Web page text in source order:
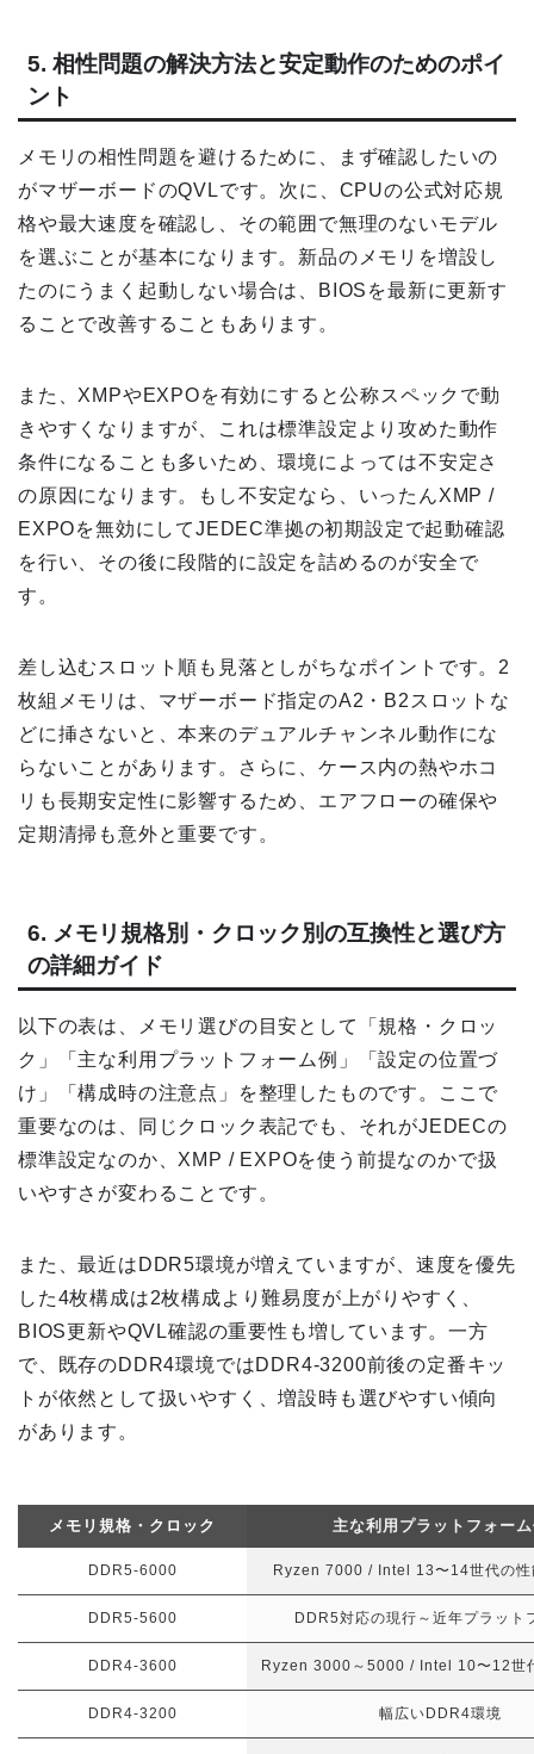
5. 相性問題の解決方法と安定動作のためのポイ
ント
メモリの相性問題を避けるために、まず確認したいの
がマザーボードのQVLです。次に、CPUの公式対応規
格や最大速度を確認し、その範囲で無理のないモデル
を選ぶことが基本になります。新品のメモリを増設し
たのにうまく起動しない場合は、BIOSを最新に更新す
ることで改善することもあります。
また、XMPやEXPOを有効にすると公称スペックで動
きやすくなりますが、これは標準設定より攻めた動作
条件になることも多いため、環境によっては不安定さ
の原因になります。もし不安定なら、いったんXMP /
EXPOを無効にしてJEDEC準拠の初期設定で起動確認
を行い、その後に段階的に設定を詰めるのが安全で
す。
差し込むスロット順も見落としがちなポイントです。2
枚組メモリは、マザーボード指定のA2・B2スロットな
どに挿さないと、本来のデュアルチャンネル動作にな
らないことがあります。さらに、ケース内の熱やホコ
リも長期安定性に影響するため、エアフローの確保や
定期清掃も意外と重要です。
6. メモリ規格別・クロック別の互換性と選び方
の詳細ガイド
以下の表は、メモリ選びの目安として「規格・クロッ
ク」「主な利用プラットフォーム例」「設定の位置づ
け」「構成時の注意点」を整理したものです。ここで
重要なのは、同じクロック表記でも、それがJEDECの
標準設定なのか、XMP / EXPOを使う前提なのかで扱
いやすさが変わることです。
また、最近はDDR5環境が増えていますが、速度を優先
した4枚構成は2枚構成より難易度が上がりやすく、
BIOS更新やQVL確認の重要性も増しています。一方
で、既存のDDR4環境ではDDR4-3200前後の定番キッ
トが依然として扱いやすく、増設時も選びやすい傾向
があります。
メモリ規格・クロック 主な利用プラットフォー
DDR5-6000 Ryzen 7000 / Intel 13〜14世代の性
DDR5-5600 DDR5対応の現行～近年プラット
DDR4-3600 Ryzen 3000～5000 / Intel 10〜12世
DDR4-3200 幅広いDDR4環境